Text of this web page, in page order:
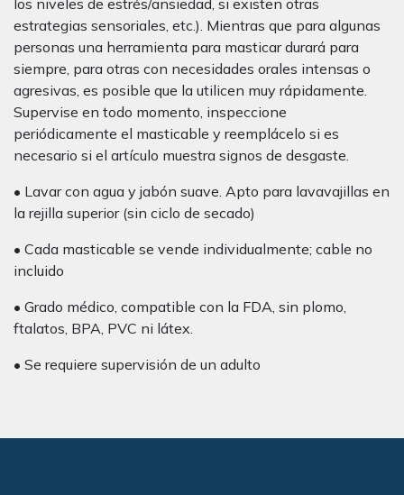
los niveles de estrés/ansiedad, si existen otras
estrategias sensoriales, etc.). Mientras que para algunas
personas una herramienta para masticar durará para
siempre, para otras con necesidades orales intensas o
agresivas, es posible que la utilicen muy rápidamente.
Supervise en todo momento, inspeccione
periódicamente el masticable y reemplácelo si es
necesario si el artículo muestra signos de desgaste.
• Lavar con agua y jabón suave. Apto para lavavajillas en
la rejilla superior (sin ciclo de secado)
• Cada masticable se vende individualmente; cable no
incluido
• Grado médico, compatible con la FDA, sin plomo,
ftalatos, BPA, PVC ni látex.
• Se requiere supervisión de un adulto